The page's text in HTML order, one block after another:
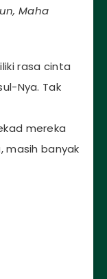
Maha
rasa cinta
Nya. Tak
mereka
masih banyak